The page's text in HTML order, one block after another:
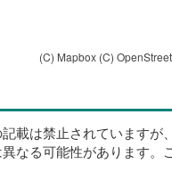
(C) Mapbox (C)
載は禁止されていますが
なる可能性があります